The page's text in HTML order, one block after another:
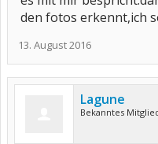
den fotos erkennt,ich
13. August 2016
Lagune
Bekanntes